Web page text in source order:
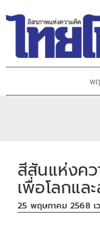
พ
สีสันแห่งค
เพื่อโลกแล
25 พฤษภาคม 2568 เ